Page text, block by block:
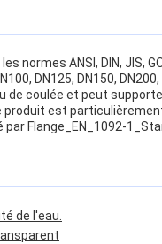
normes ANSI, DIN, JIS,
DN125, DN150, DN200,
de coulée et peut
produit est
Flange_EN_1092-
de l'eau.